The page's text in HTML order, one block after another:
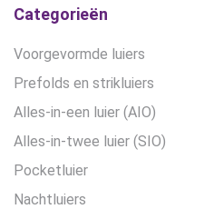
Categorieën
Voorgevormde luiers
Prefolds en strikluiers
Alles-in-een luier (AIO)
Alles-in-twee luier (SIO)
Pocketluier
Nachtluiers